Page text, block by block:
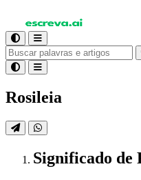
Rosileia
Significado de